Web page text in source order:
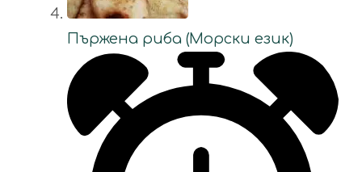
Пържена риба (Морски език)